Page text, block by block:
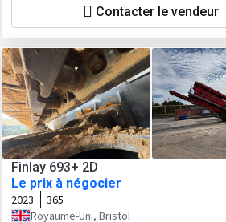
Contacter le vendeur
Finlay 693+ 2D
Le prix à négocier
2023
365
Royaume-Uni, Bristol